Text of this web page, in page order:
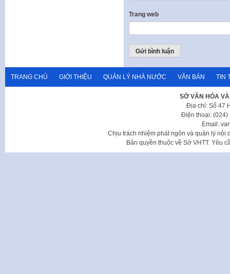
Trang web
TRANG CHỦ GIỚI THIỆU QUẢN LÝ NHÀ NƯỚC VĂN BẢN TIN
SỞ VĂN HÓA
Địa chỉ: Số 47
Điện thoại: (024)
Email:
Chịu trách nhiệm phát ngôn và quản lý nội
Bản quyền thuộc về Sở VHTT. Yêu